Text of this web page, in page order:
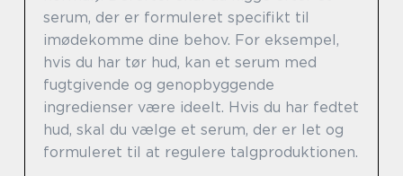
serum, der er formuleret specifikt til
imødekomme dine behov. For eksempel,
hvis du har tør hud, kan et serum med
fugtgivende og genopbyggende
ingredienser være ideelt. Hvis du har fedtet
hud, skal du vælge et serum, der er let og
formuleret til at regulere talgproduktionen.